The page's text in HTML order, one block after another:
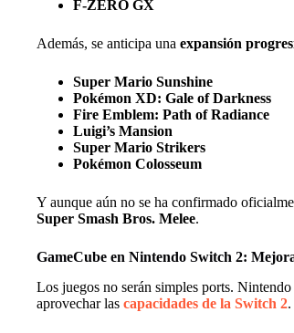
F-ZERO GX
Además, se anticipa una expansión
Super Mario Sunshine
Pokémon XD: Gale of Darkness
Fire Emblem: Path of Radiance
Luigi’s Mansion
Super Mario Strikers
Pokémon Colosseum
Y aunque aún no se ha confirmado
Super Smash Bros. Melee.
GameCube en Nintendo Switch 2:
Los juegos no serán simples ports.
aprovechar las capacidades de la Switch 2